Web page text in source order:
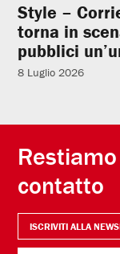
Style –
torna in
pubblici
8 Luglio 2026
contatto
ISCRIVITI ALLA